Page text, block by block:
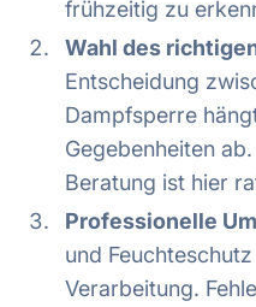
frühzeitig zu
Wahl des
Entscheidung
Dampfsperre
Gegebenheiten
Beratung ist hier
Professionelle
und
Verarbeitung.